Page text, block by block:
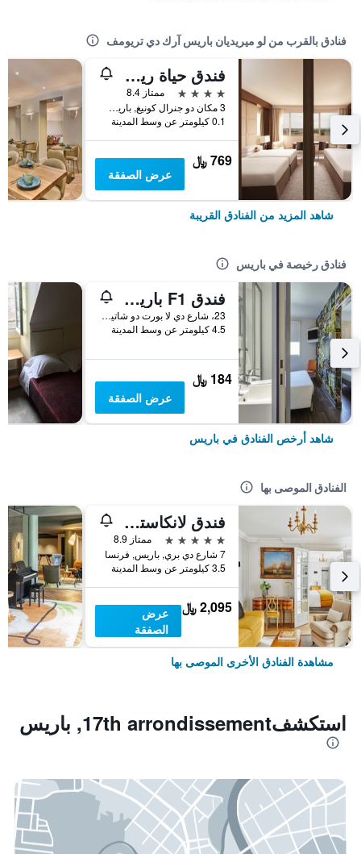
فنادق بالقرب من لو ميريديان باريس آرك دي تريومف
فندق حياة ريجنسي باريس إيتوال
4 نجوم
ممتاز 8.4
3 مكان دو جنرال كونيغ, باريس, فرنسا
0.1 كيلومتر عن وسط المدينة
769 ﷼
عرض الصفقة
شاهد المزيد من الفنادق القريبة
فنادق رخيصة في باريس
فندق F1 باريس بورت دو شاتيلون
23، شارع دي لا بورت دو شاتيلون, باريس, فرنسا
4.5 كيلومتر عن وسط المدينة
184 ﷼
عرض الصفقة
شاهد أرخص الفنادق في باريس
الفنادق الموصى بها
فندق لانكاستر باريس شانزليزيه
5 نجوم
ممتاز 8.9
7 شارع دي بري, باريس, فرنسا
3.5 كيلومتر عن وسط المدينة
2,095 ﷼
عرض
الصفقة
مشاهدة الفنادق الأخرى الموصى بها
استكشف17th arrondissement, باريس